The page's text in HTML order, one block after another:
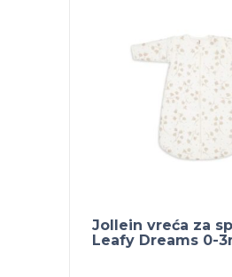
Jollein vreća za
Leafy Dreams 0-